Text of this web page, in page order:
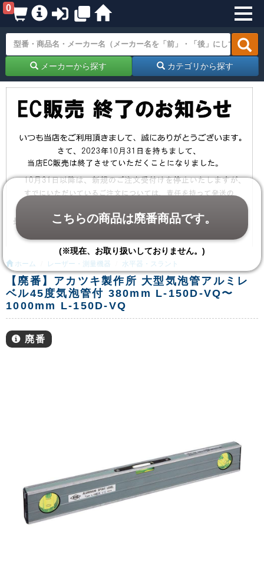
0
メーカーから探す カテゴリから探す
ホーム レーザー・測量機器 水平器・スラント
【廃番】アカツキ製作所 大型気泡管アルミレ
ベル45度気泡管付 380mm L-150D-VQ〜
1000mm L-150D-VQ
廃番
こちらの商品は廃番商品です。
(※現在、お取り扱いしておりません。)